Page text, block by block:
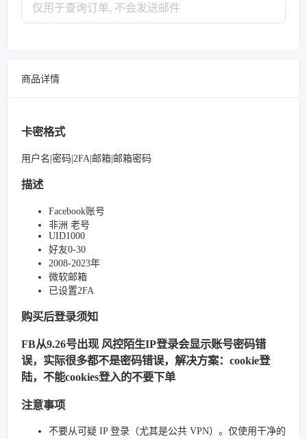
商品详情
卡密格式
用户名|密码|2FA|邮箱|邮箱密码
描述
Facebook账号
非洲 老号
UID1000
好友0-30
2008-2023年
微软邮箱
已设置2FA
购买后登录须知
FB从9.26号出现 风控陌生IP登录会显示账号密码错
误，实际很多都不是密码错误，解决方案：cookie登
陆，不能cookies登入的不要下单
注意事项
不要从可疑 IP 登录（尤其是公共 VPN）。仅使用干净的